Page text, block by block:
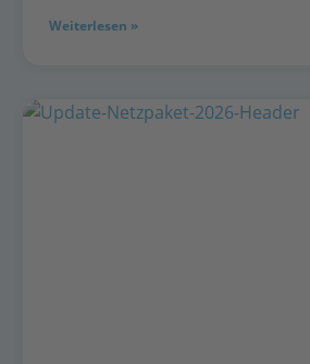
Weiterlesen »